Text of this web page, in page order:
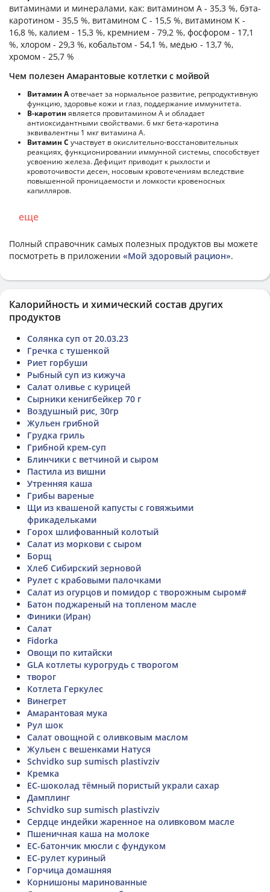
витаминами и минералами, как: витамином А - 35,3 %, бэта-
каротином - 35,5 %, витамином C - 15,5 %, витамином K -
16,8 %, калием - 15,3 %, кремнием - 79,2 %, фосфором - 17,1
%, хлором - 29,3 %, кобальтом - 54,1 %, медью - 13,7 %,
хромом - 25,7 %
Чем полезен Амарантовые котлетки с мойвой
Витамин Аотвечает за нормальное развитие, репродуктивную
функцию, здоровье кожи и глаз, поддержание иммунитета.
В-каротин является провитамином А и обладает
антиоксидантными свойствами. 6 мкг бета-каротина
эквивалентны 1 мкг витамина А.
Витамин С участвует в окислительно-восстановительных
реакциях, функционировании иммунной системы, способствует
усвоению железа. Дефицит приводит к рыхлости и
кровоточивости десен, носовым кровотечениям вследствие
повышенной проницаемости и ломкости кровеносных
капилляров.
еще
Полный справочник самых полезных продуктов вы можете
посмотреть в приложении «Мой здоровый рацион».
Калорийность и химический состав других
продуктов
Солянка суп от 20.03.23
Гречка с тушенкой
Риет горбуши
Рыбный суп из кижуча
Салат оливье с курицей
Сырники кенигбейкер 70 г
Воздушный рис, 30гр
Жульен грибной
Грудка гриль
Грибной крем-суп
Блинчики с ветчиной и сыром
Пастила из вишни
Утренняя каша
Грибы вареные
Щи из квашеной капусты с говяжьими
фрикадельками
Горох шлифованный колотый
Салат из моркови с сыром
Борщ
Хлеб Сибирский зерновой
Рулет с крабовыми палочками
Салат из огурцов и помидор с творожным сыром#
Батон поджареный на топленом масле
Финики (Иран)
Салат
Fidorka
Овощи по китайски
GLA котлеты курогрудь с творогом
творог
Котлета Геркулес
Винегрет
Амарантовая мука
Рул шок
Салат овощной с оливковым маслом
Жульен с вешенками Натуся
Schvidko sup sumisch plastivziv
Кремка
ЕС-шоколад тёмный пористый украли сахар
Дамплинг
Schvidko sup sumisch plastivziv
Сердце индейки жаренное на оливковом масле
Пшеничная каша на молоке
ЕС-батончик мюсли с фундуком
ЕС-рулет куриный
Горчица домашняя
Корнишоны маринованные